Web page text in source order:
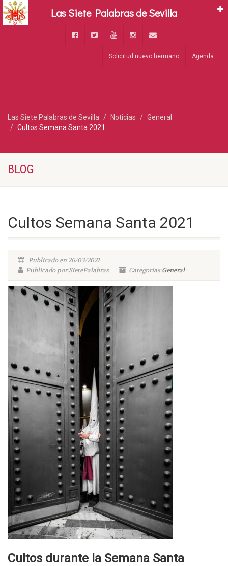
Solicitud nuevo hermano Agenda
Las Siete Palabras de Sevilla Noticias
General
Cultos Semana Santa 2021
BLOG
Cultos Semana Santa 2021
Publicado en 26/03/2021
Publicado por:SietePalabras
Categorías:General
Cultos durante la Semana Santa
Las Siete Palabras de Sevilla